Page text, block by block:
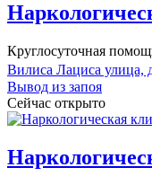
Круглосуточная
Вилиса Лациса улица,
Вывод из запоя
Сейчас открыто